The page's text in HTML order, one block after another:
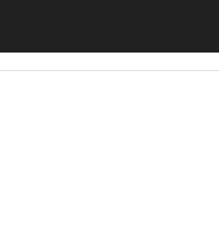
le star americane,